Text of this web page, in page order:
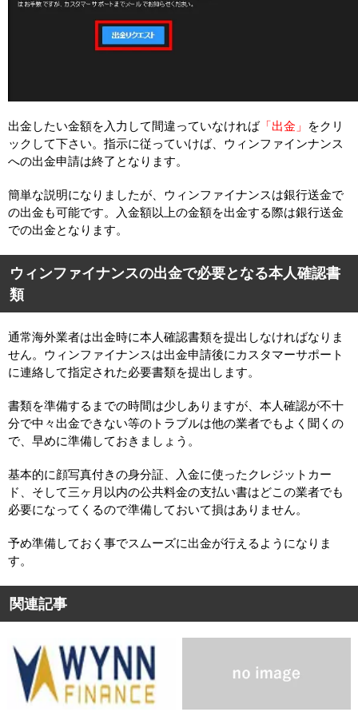
出金したい金額を入力して間違っていなければ「出金」
をクリ
ックして下さい。指示に従っていけば、ウィンファインナンス
への出金申請は終了となります。
簡単な説明になりましたが、ウィンファイナンスは銀行送金で
の出金も可能です。入金額以上の金額を出金する際は銀行送金
での出金となります。
ウィンファイナンスの出金で必要となる本人確認書
類
通常海外業者は出金時に本人確認書類を提出しなければなりま
せん。ウィンファイナンスは出金申請後にカスタマーサポート
に連絡して指定された必要書類を提出します。
書類を準備するまでの時間は少しありますが、本人確認が不十
分で中々出金できない等のトラブルは他の業者でもよく聞くの
で、早めに準備しておきましょう。
基本的に顔写真付きの身分証、入金に使ったクレジットカー
ド、そして三ヶ月以内の公共料金の支払い書はどこの業者でも
必要になってくるので準備しておいて損はありません。
予め準備しておく事でスムーズに出金が行えるようになりま
す。
関連記事